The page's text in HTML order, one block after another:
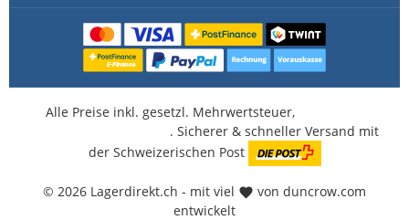
© 2026 Lagerdirekt.ch - mit viel
von duncrow.com
entwickelt
Alle Preise inkl. gesetzl. Mehrwertsteuer,
. Sicherer & schneller Versand mit
der Schweizerischen Post